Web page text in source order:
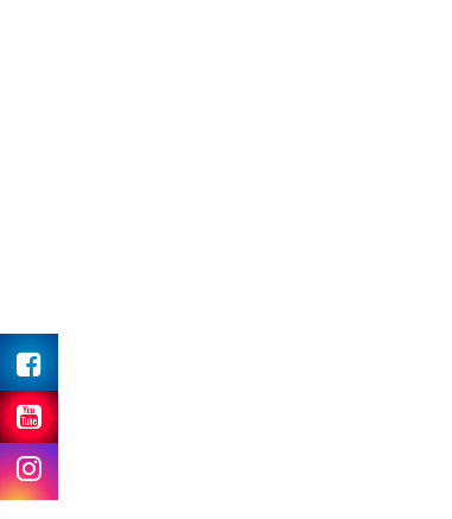
Youtube
Instagram